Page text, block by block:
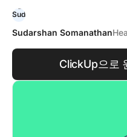
Sudarshan Somanathan
ClickUp으로